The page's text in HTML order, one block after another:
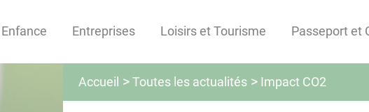
Enfance Entreprises Loisirs et Tourisme Passeport et
Accueil Toutes les actualités Impact CO2